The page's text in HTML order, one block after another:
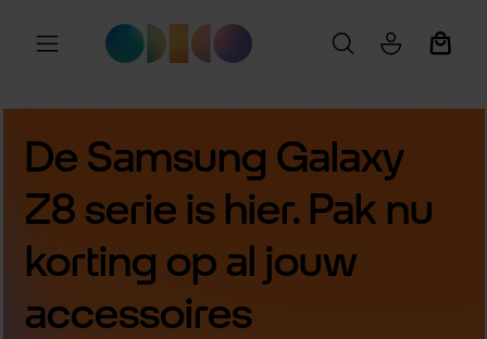
Ga naar de hoofdinhoud
De Samsung Galaxy
Z8 serie is hier. Pak nu
korting op al jouw
accessoires